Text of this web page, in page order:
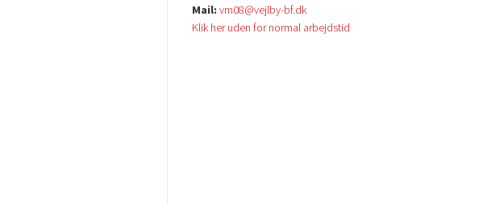
Mail: vm08@vejlby-bf.dk
Klik her uden for normal arbejdstid